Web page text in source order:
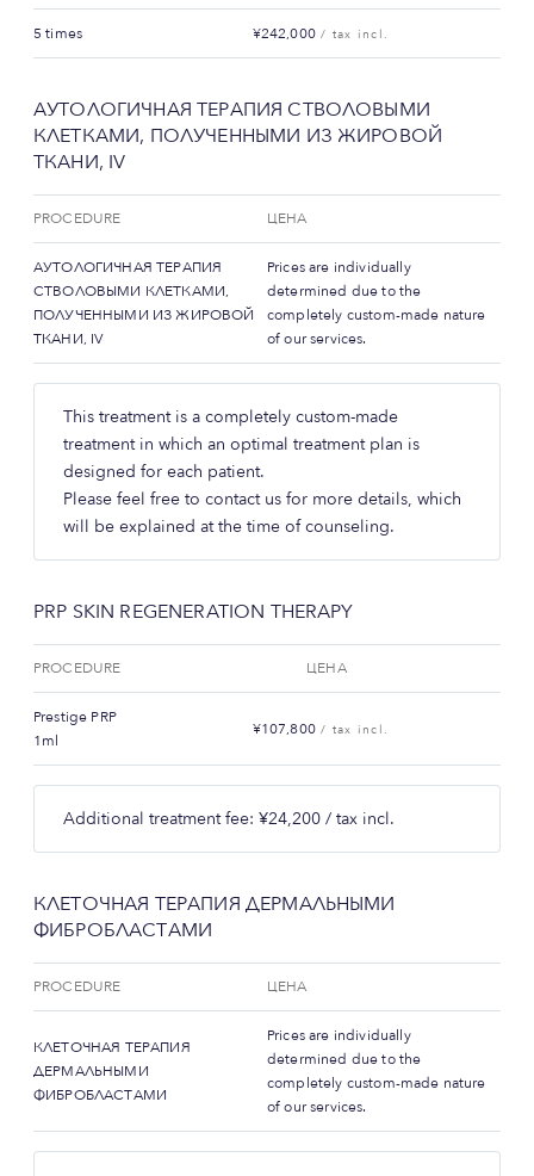
5 times ¥242,000 / tax incl.
АУТОЛОГИЧНАЯ ТЕРАПИЯ СТВОЛОВЫМИ
КЛЕТКАМИ, ПОЛУЧЕННЫМИ ИЗ ЖИРОВОЙ
ТКАНИ, IV
PROCEDURE ЦЕНА
АУТОЛОГИЧНАЯ ТЕРАПИЯ
СТВОЛОВЫМИ КЛЕТКАМИ,
ПОЛУЧЕННЫМИ ИЗ ЖИРОВОЙ
ТКАНИ, IV
Prices are individually
determined due to the
completely custom-made nature
of our services.
This treatment is a completely custom-made
treatment in which an optimal treatment plan is
designed for each patient.
Please feel free to contact us for more details, which
will be explained at the time of counseling.
PRP SKIN REGENERATION THERAPY
PROCEDURE ЦЕНА
Prestige PRP
1ml
¥107,800 / tax incl.
Additional treatment fee: ¥24,200 / tax incl.
КЛЕТОЧНАЯ ТЕРАПИЯ ДЕРМАЛЬНЫМИ
ФИБРОБЛАСТАМИ
PROCEDURE ЦЕНА
КЛЕТОЧНАЯ ТЕРАПИЯ
ДЕРМАЛЬНЫМИ
ФИБРОБЛАСТАМИ
Prices are individually
determined due to the
completely custom-made nature
of our services.